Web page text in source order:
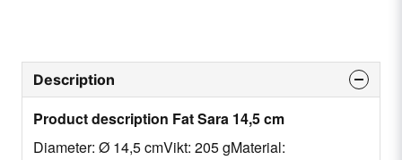
Description
Product description Fat Sara 14,5 cm
Diameter: Ø 14,5 cmVikt: 205 gMaterial: